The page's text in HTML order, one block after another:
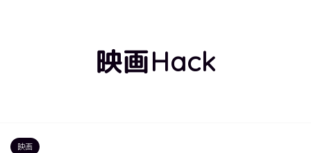
映画Hack
映画